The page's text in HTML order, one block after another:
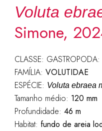
Voluta
Simone,
CLASSE: GASTROPODA:
FAMÍLIA: VOLUTIDAE
ESPÉCIE: Voluta ebraea
Tamanho médio: 120 mm
Profundidade: 46 m
Habitat: fundo de areia